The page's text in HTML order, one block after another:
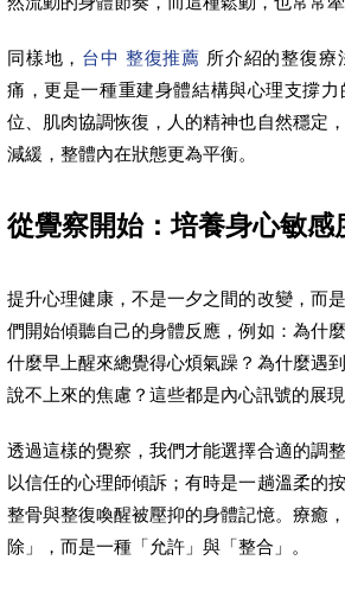
同樣地， 台中 整復推薦 所介紹的整復療
痛，更是一種重建身體結構與心理支撐
位、肌肉協調恢復，人的精神也自然穩定
減緩，整體內在狀態更為平衡。
從覺察開始：培養身心敏感
提升心理健康，不是一夕之間的改變，而
們開始傾聽自己的身體反應，例如：為什
什麼早上醒來總覺得心煩氣躁？為什麼遇
說不上來的焦慮？這些都是內心訊號的展現
透過這樣的覺察，我們才能選擇合適的調
以信任的心理師傾訴；有時是一趟溫柔的
整骨與整復喚醒被壓抑的身體記憶。療癒
除」，而是一種「允許」與「整合」。